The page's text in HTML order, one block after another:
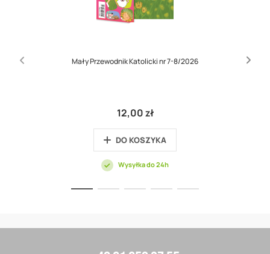
Mały Przewodnik Katolicki nr 7-8/2026
12,00 zł
DO KOSZYKA
Wysyłka do 24h